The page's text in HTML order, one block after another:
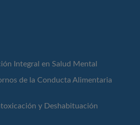
Integral en Salud Mental
de la Conducta Alimentaria
y Deshabituación